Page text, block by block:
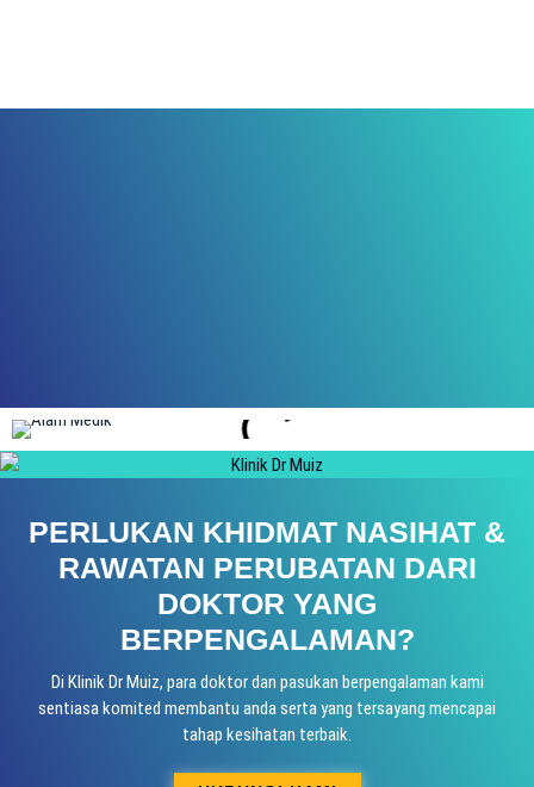
PERLUKAN KHIDMAT NASIHAT &
RAWATAN PERUBATAN DARI
DOKTOR YANG
BERPENGALAMAN?
Di Klinik Dr Muiz, para doktor dan pasukan berpengalaman kami
sentiasa komited membantu anda serta yang tersayang mencapai
tahap kesihatan terbaik.